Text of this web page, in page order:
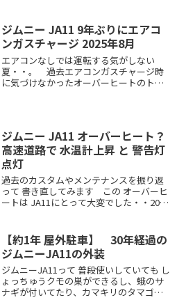
◎ラジエターホース交換履歴：20Read
more．．
ジムニー JA11 9年ぶりにエアコ
ンガスチャージ 2025年8月
エアコンなしでは運転する気がしない
夏・・。 過去エアコンガスチャージ時
に気づけなかったオーバーヒートのトラ
ジムニー JA11 オーバーヒート？
高速道路で 水温計上昇 と 警告灯
点灯
過去のカスタムやメンテナンスを振り返
って 書き直してみます この オーバーヒ
ートは JA11にとって大変でした・・2023
ーJA11 水温計上昇 と 警告灯 内Read
more．．
【約1年 屋外駐車】 30年経過の
ジムニーJA11の外装
ジムニーJA11って 普段使いしていても し
ょっちゅうクモの巣ができるし、蛾のサ
ナギが付いてたり、カマキリのタマゴが